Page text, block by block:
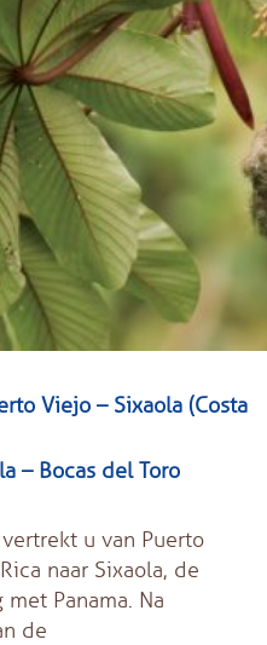
Viejo – Sixaola (Costa
– Bocas del Toro
u van Puerto
naar Sixaola, de
Panama. Na
de